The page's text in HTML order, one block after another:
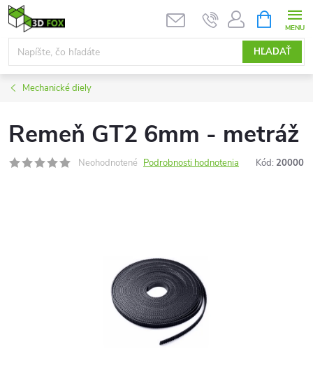
Prejsť
na
obsah
HĽADAŤ
KOŠÍK
Mechanické diely
Remeň GT2 6mm - metráž
Neohodnotené Podrobnosti hodnotenia Kód: 20000